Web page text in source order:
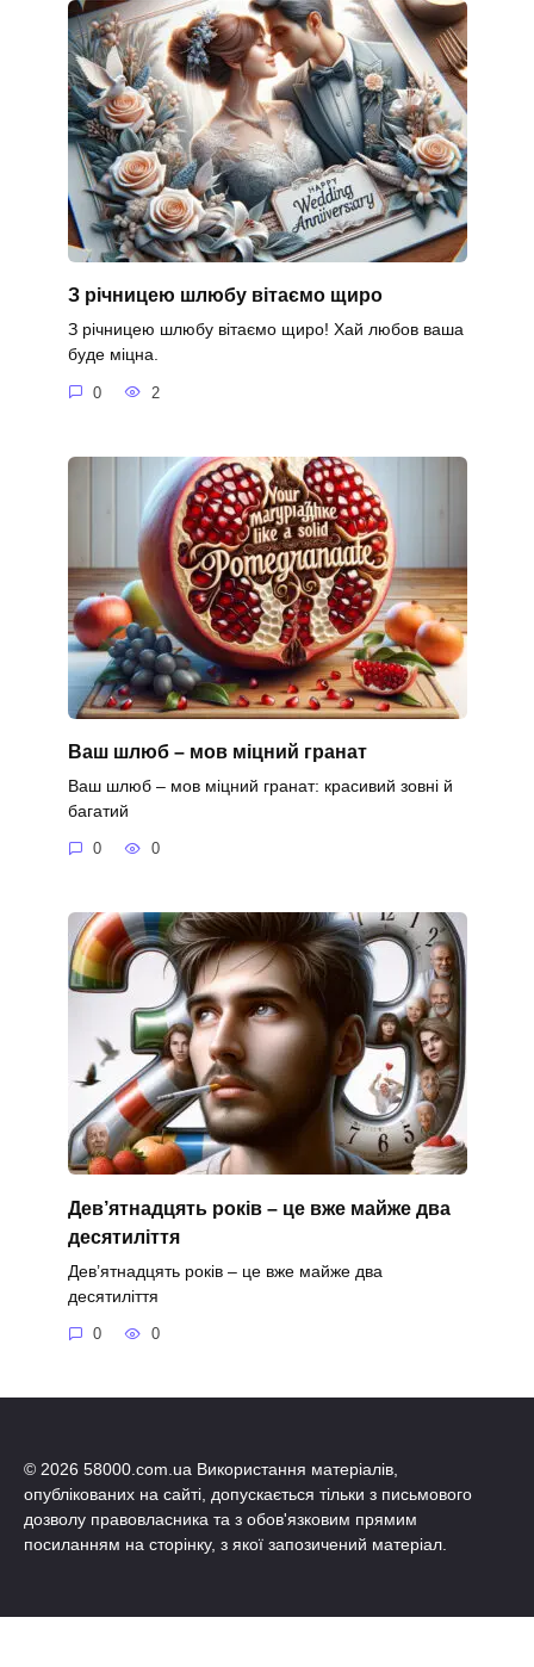
З річницею шлюбу вітаємо щиро
З річницею шлюбу вітаємо щиро! Хай любов ваша
буде міцна.
0 2
Ваш шлюб – мов міцний гранат
Ваш шлюб – мов міцний гранат: красивий зовні й
багатий
0 0
Дев’ятнадцять років – це вже майже два
десятиліття
Дев’ятнадцять років – це вже майже два
десятиліття
0 0
© 2026 58000.com.ua Використання матеріалів,
опублікованих на сайті, допускається тільки з письмового
дозволу правовласника та з обов'язковим прямим
посиланням на сторінку, з якої запозичений матеріал.